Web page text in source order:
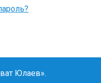
Юлаев».